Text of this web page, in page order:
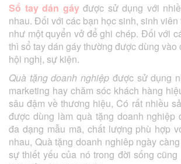
Sổ tay dán gáyđược sử dụng với
nhau. Đối với các bạn học sinh, sinh
như một quyển vở để ghi chép. Đối với
thì sổ tay dán gáy thường được dùng vào
hội nghị, sự kiện.
Quà tặng doanh nghiệp được sử dụng
marketing hay chăm sóc khách hàng
sâu đậm về thương hiệu, Có rất nhiều
được dùng làm quà tặng doanh nghiệp
đa dạng mẫu mã, chất lượng phù hợp
nhau, Quà tặng doanh nghiêp ngày
sự thiết yếu của nó trong đời sống